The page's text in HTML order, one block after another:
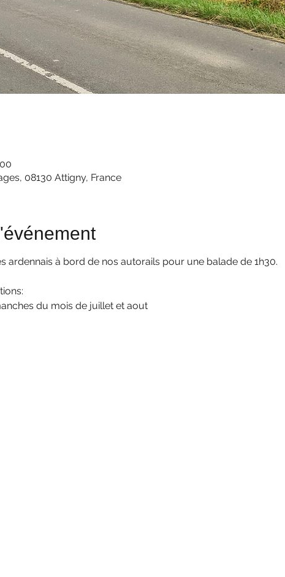
08130 Attigny, France
ardennais à bord de nos autorails pour une balade de 1h30.
du mois de juillet et aout​